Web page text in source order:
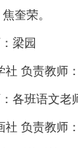
奎荣。
梁园
负责教师
各班语文老
负责教师